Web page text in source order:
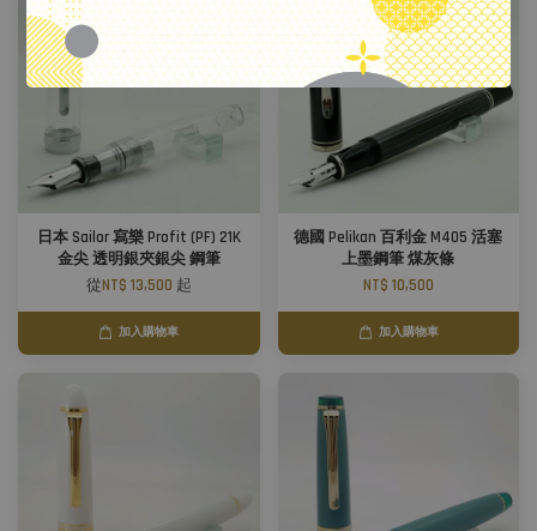
日本 Sailor 寫樂 Profit (PF) 21K
金尖 透明銀夾銀尖 鋼筆
從NT$ 13,500 起
加入購物車
德國 Pelikan 百利金 M405 活塞
上墨鋼筆 煤灰條
NT$ 10,500
加入購物車